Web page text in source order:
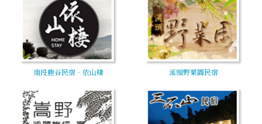
南投鹿谷民宿‧依山棲 溪頭野菜園民宿